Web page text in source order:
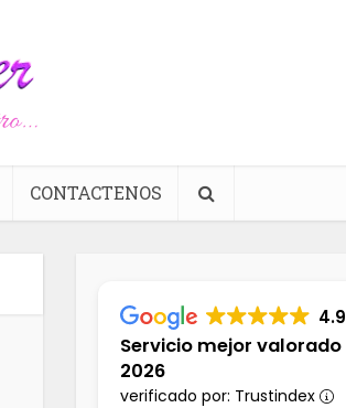
CONTACTENOS
4.9
Servicio mejor valorado
2026
verificado por: Trustindex